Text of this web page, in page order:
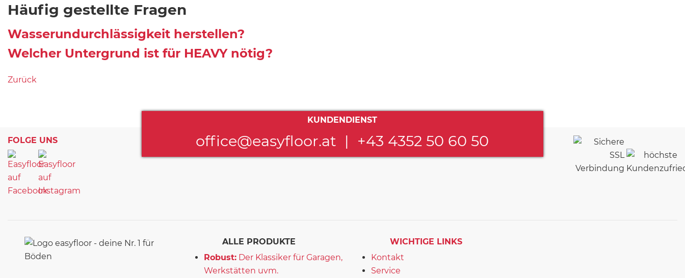
Häufig gestellte Fragen
Wasserundurchlässigkeit herstellen?
Welcher Untergrund ist für HEAVY nötig?
Zurück
FOLGE UNS
KUNDENDIENST
office@easyfloor.at | +43 4352 50 60 50
ALLE PRODUKTE
Robust: Der Klassiker für Garagen,
Werkstätten uvm.
WICHTIGE LINKS
Kontakt
Service